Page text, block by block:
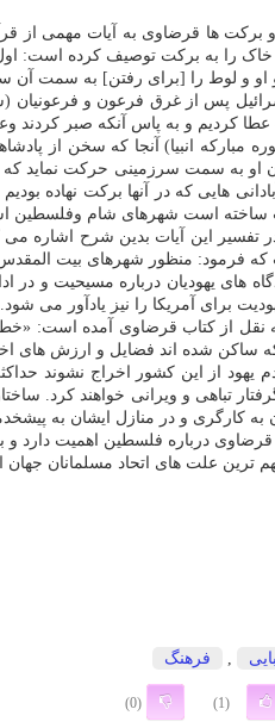
ها قرضاوی به آیات مهمی از
خاک را به برکت توصیف کرده است:
عطا کردیم و به پاس آنکه صبر کردند
در قصه سلیمان پیغمبر (آیه ۸۱ سوره
هایی که در آنها برکت نهاده
ساخته است شهرهای شام وفلسطین
تفسیر این آیات بدین شرح اشاره
فرمود: منظور شهرهای بیت
های یهودیان درباره مسیحیت و در
یهودیت برای آمریکا را نیز یادآور
نقل از کتاب قرضاوی آمده است:
ساکن شده اند فضایل و ارزش های
به کارگری و در منازل ایشان به
درباره فلسطین اهمیت دارد و
علت های اتحاد مسلمانان جهان
, فرهنگ
(1)
(0)